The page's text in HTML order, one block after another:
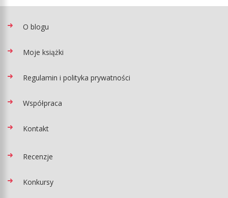
O blogu
Moje książki
Regulamin i polityka prywatności
Współpraca
Kontakt
Recenzje
Konkursy